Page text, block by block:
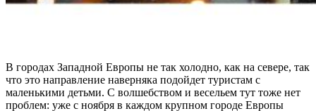
В городах Западной Европы не так холодно, как на севере, так
что это направление наверняка подойдет туристам с
маленькими детьми. С волшебством и весельем тут тоже нет
проблем: уже с ноября в каждом крупном городе Европы